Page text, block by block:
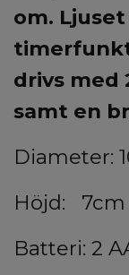
om.
drivs med
samt en
Diameter:
Höjd: 7cm
Batteri: